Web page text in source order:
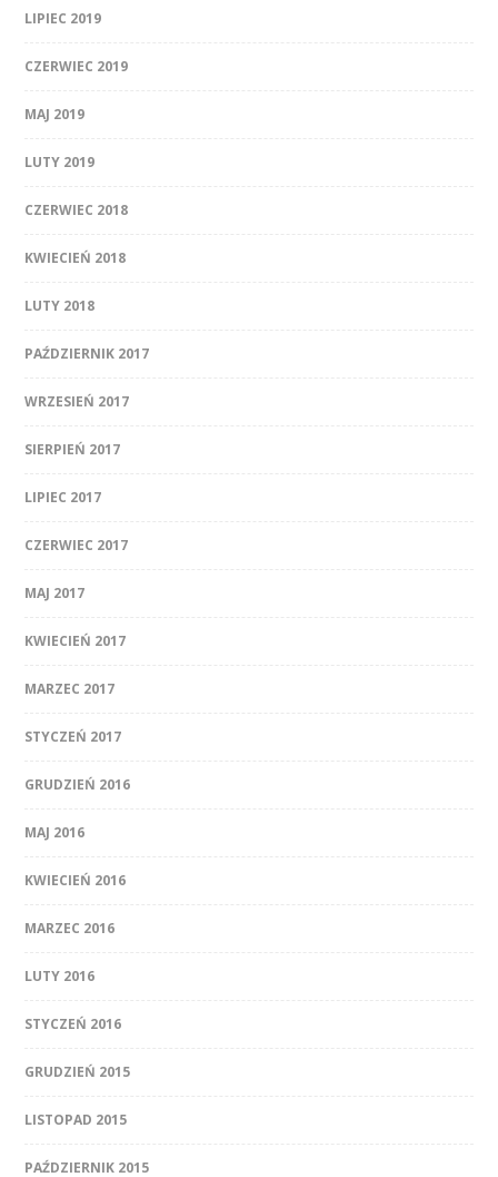
LIPIEC 2019
CZERWIEC 2019
MAJ 2019
LUTY 2019
CZERWIEC 2018
KWIECIEŃ 2018
LUTY 2018
PAŹDZIERNIK 2017
WRZESIEŃ 2017
SIERPIEŃ 2017
LIPIEC 2017
CZERWIEC 2017
MAJ 2017
KWIECIEŃ 2017
MARZEC 2017
STYCZEŃ 2017
GRUDZIEŃ 2016
MAJ 2016
KWIECIEŃ 2016
MARZEC 2016
LUTY 2016
STYCZEŃ 2016
GRUDZIEŃ 2015
LISTOPAD 2015
PAŹDZIERNIK 2015